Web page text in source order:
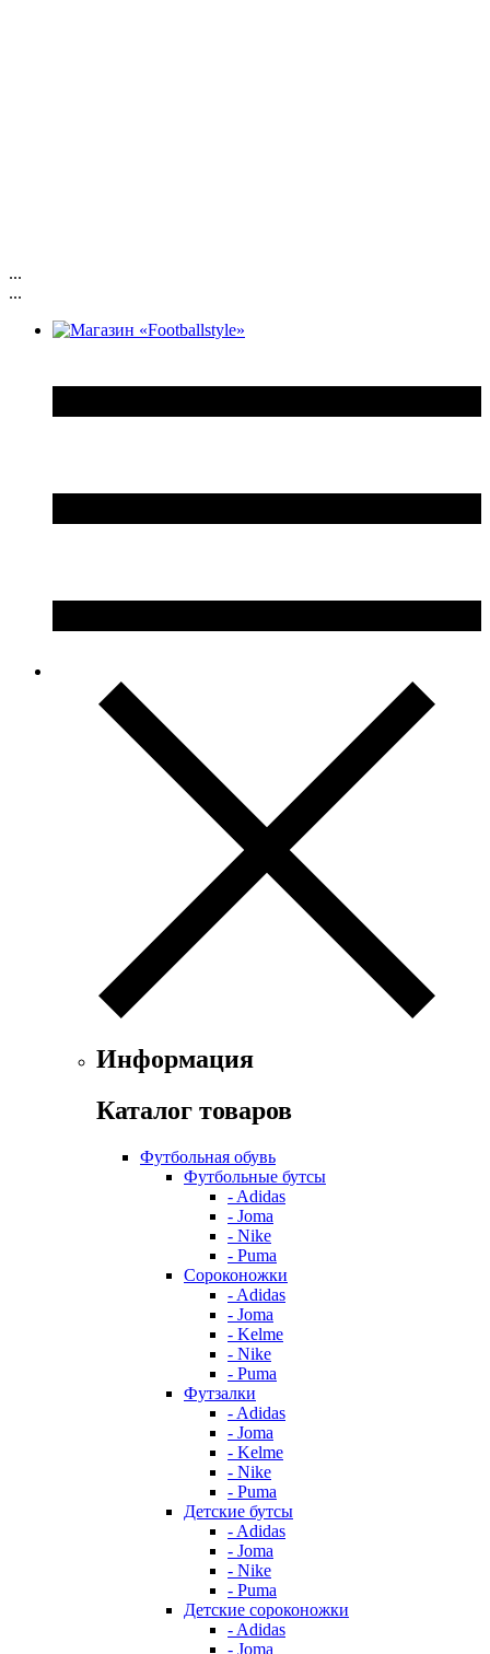
...
...
Информация
Каталог товаров
Футбольная обувь
Футбольные бутсы
- Adidas
- Joma
- Nike
- Puma
Сороконожки
- Adidas
- Joma
- Kelme
- Nike
- Puma
Футзалки
- Adidas
- Joma
- Kelme
- Nike
- Puma
Детские бутсы
- Adidas
- Joma
- Nike
- Puma
Детские сороконожки
- Adidas
- Joma